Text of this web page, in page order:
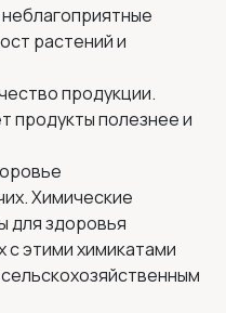
растений и
продукции.
продукты полезнее и
Химические
для здоровья
с этими химикатами